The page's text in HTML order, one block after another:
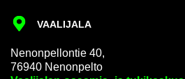
VAA­LI­JA­LA
Ne­non­pel­lon­tie 40,
76940 Ne­non­pel­to